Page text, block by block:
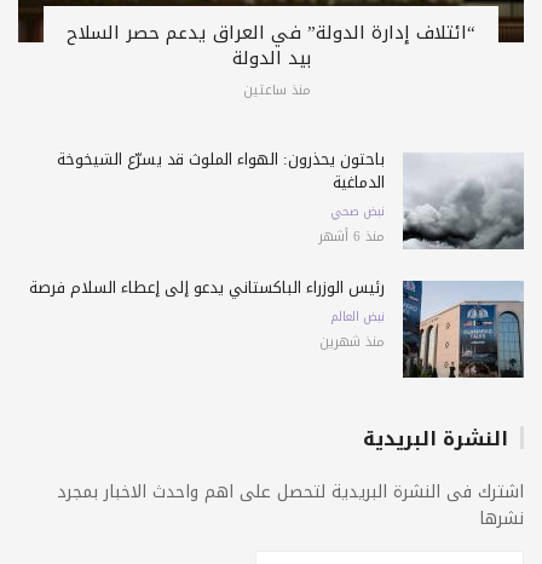
“ائتلاف إدارة الدولة” في العراق يدعم حصر السلاح
بيد الدولة
منذ ساعتين
باحثون يحذرون: الهواء الملوث قد يسرّع الشيخوخة
الدماغية
نبض صحي
منذ 6 أشهر
رئيس الوزراء الباكستاني يدعو إلى إعطاء السلام فرصة
نبض العالم
منذ شهرين
النشرة البريدية
اشترك فى النشرة البريدية لتحصل على اهم واحدث الاخبار بمجرد
نشرها